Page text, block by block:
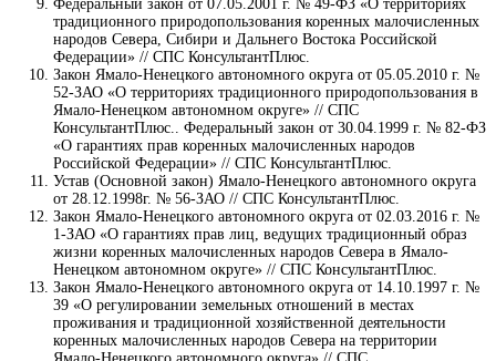
Федеральный закон от 07.05.2001 г. № 49-ФЗ «О территориях
традиционного природопользования коренных малочисленных
народов Севера, Сибири и Дальнего Востока Российской
Федерации» // СПС КонсультантПлюс.
Закон Ямало-Ненецкого автономного округа от 05.05.2010 г. №
52-ЗАО «О территориях традиционного природопользования в
Ямало-Ненецком автономном округе» // СПС
КонсультантПлюс.. Федеральный закон от 30.04.1999 г. № 82-ФЗ
«О гарантиях прав коренных малочисленных народов
Российской Федерации» // СПС КонсультантПлюс.
Устав (Основной закон) Ямало-Ненецкого автономного округа
от 28.12.1998г. № 56-ЗАО // СПС КонсультантПлюс.
Закон Ямало-Ненецкого автономного округа от 02.03.2016 г. №
1-ЗАО «О гарантиях прав лиц, ведущих традиционный образ
жизни коренных малочисленных народов Севера в Ямало-
Ненецком автономном округе» // СПС КонсультантПлюс.
Закон Ямало-Ненецкого автономного округа от 14.10.1997 г. №
39 «О регулировании земельных отношений в местах
проживания и традиционной хозяйственной деятельности
коренных малочисленных народов Севера на территории